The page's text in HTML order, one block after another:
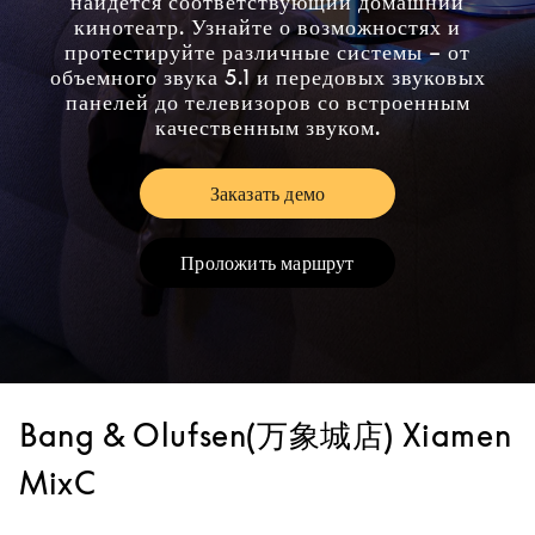
кинотеатр. Узнайте о возможностях и
протестируйте различные системы – от
объемного звука 5.1 и передовых звуковых
панелей до телевизоров со встроенным
качественным звуком.
Заказать демоLink Opens in New Tab
Проложить маршрутLink Opens in New Tab
Bang & Olufsen(万象城店) Xiamen
MixC